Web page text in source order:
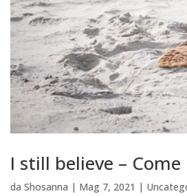
I still believe –
daShosanna | Mag 7, 2021 |